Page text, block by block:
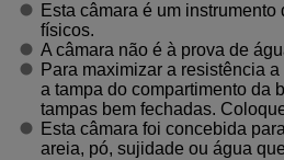
Esta câmara é um
físicos.
A câmara não é à prova de
Para maximizar a resistência
a tampa do compartimento da
tampas bem fechadas.
Esta câmara foi concebida
areia, pó, sujidade ou água